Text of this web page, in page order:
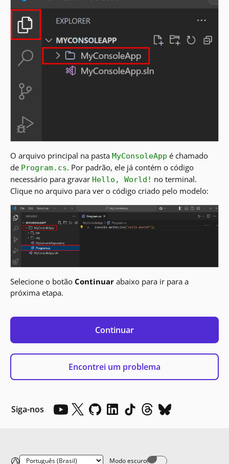
O arquivo principal na pastaMyConsoleApp é chamado
de Program.cs. Por padrão, ele já contém o código
necessário para gravar Hello, World! no terminal.
Clique no arquivo para ver o código criado pelo modelo:
Selecione o botãoContinuar abaixo para ir para a
próxima etapa.
Continuar
Encontrei um problema
Siga-nos
Modo escuro